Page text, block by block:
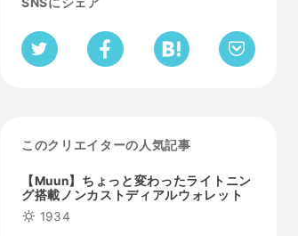
このクリエイターの人気記事
【Muun】ちょっと変わったライトニン
グ搭載ノンカストディアルウォレット
1934